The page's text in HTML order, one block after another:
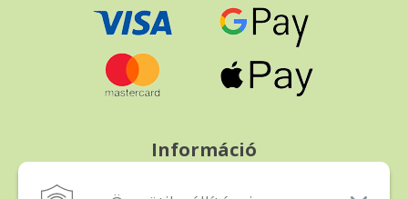
Információ